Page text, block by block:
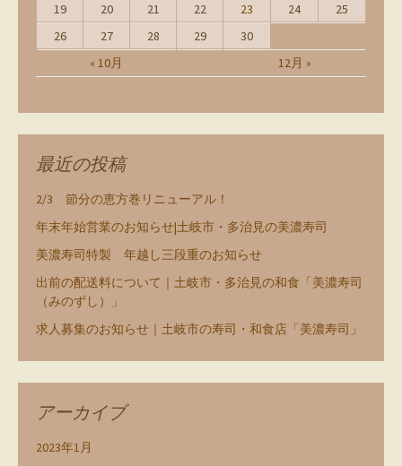
« 10月 12月 »
19
20 21 22 23 24
25
26
27 28 29 30
最近の投稿
2/3 節分の恵方巻リニューアル！
年末年始営業のお知らせ|土岐市・多治見の美濃寿司
美濃寿司特製 年越し三段重のお知らせ
出前の配送料について｜土岐市・多治見の和食「美濃寿司
（みのずし）」
求人募集のお知らせ｜土岐市の寿司・和食店「美濃寿司」
アーカイブ
2023年1月